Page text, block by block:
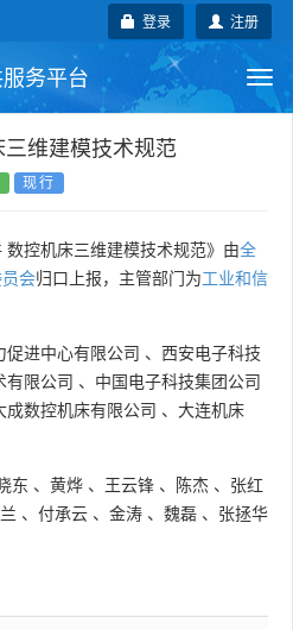
注册
登录
务平台
业标准 地方标准
委员会
维建模技术规范
现行
控机床三维建模技术规范》由全
会归口上报，主管部门为工业和信
促进中心有限公司 、 西安电子科技
有限公司 、 中国电子科技集团公司
成数控机床有限公司 、 大连机床
东 、 黄烨 、 王云锋 、 陈杰 、 张红
、 付承云 、 金涛 、 魏磊 、 张拯华